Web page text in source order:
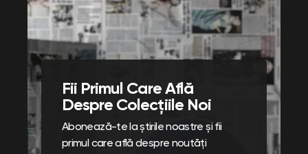
Fii Primul Care Află
Despre Colecțiile Noi
Abonează-te la știrile noastre și fii
primul care află despre noutăți